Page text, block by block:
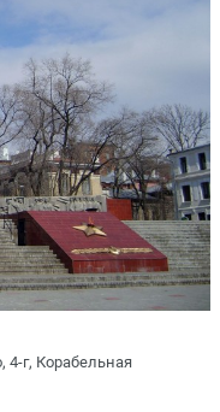
4-г, Корабельная